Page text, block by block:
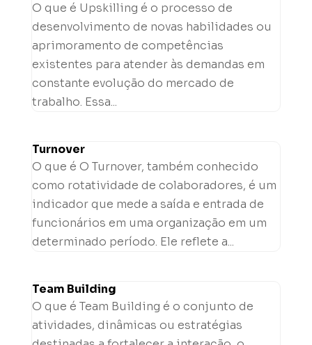
O que é Upskilling é o processo de
desenvolvimento de novas habilidades ou
aprimoramento de competências
existentes para atender às demandas em
constante evolução do mercado de
trabalho. Essa...
Turnover
O que é O Turnover, também conhecido
como rotatividade de colaboradores, é um
indicador que mede a saída e entrada de
funcionários em uma organização em um
determinado período. Ele reflete a...
Team Building
O que é Team Building é o conjunto de
atividades, dinâmicas ou estratégias